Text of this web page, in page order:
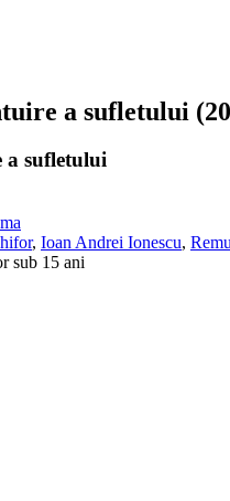
a sufletului
a sufletului
, Ioan Andrei Ionescu,
sub 15 ani